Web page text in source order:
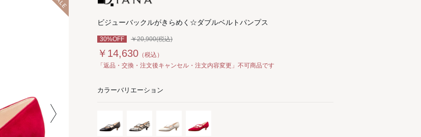
ビジューバックルがきらめく☆ダブルベルトパンプス
30%OFF ￥20,900(税込)
￥14,630 （税込）
「返品・交換・注文後キャンセル・注文内容変更」不可商品です
カラーバリエーション